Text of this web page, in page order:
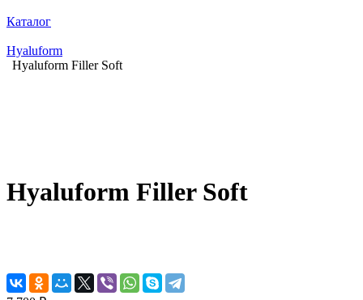
Каталог
Hyaluform
Hyaluform Filler Soft
Hyaluform Filler Soft